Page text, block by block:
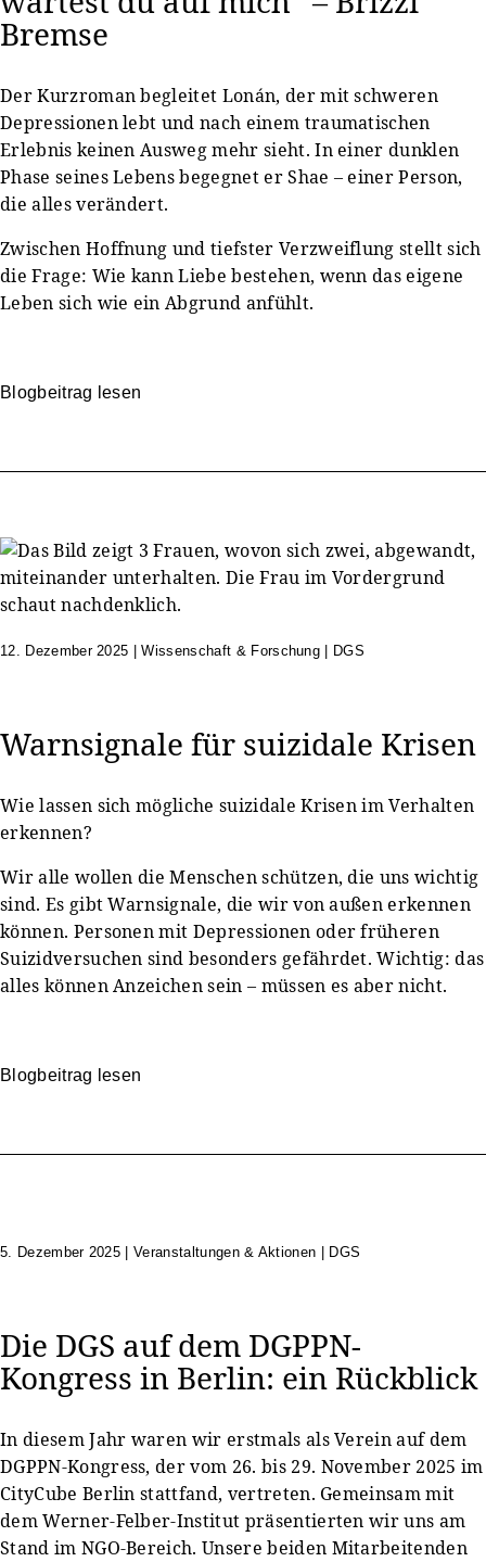
Bremse
Der Kurzroman begleitet Lonán, der mit schweren
Depressionen lebt und nach einem traumatischen
Erlebnis keinen Ausweg mehr sieht. In einer dunklen
Phase seines Lebens begegnet er Shae – einer Person,
die alles verändert.
Zwischen Hoffnung und tiefster Verzweiflung stellt sich
die Frage: Wie kann Liebe bestehen, wenn das eigene
Leben sich wie ein Abgrund anfühlt.
Blogbeitrag lesen
12. Dezember 2025 |Wissenschaft & Forschung | DGS
Warnsignale für suizidale Krisen
Wie lassen sich mögliche suizidale Krisen im Verhalten
erkennen?
Wir alle wollen die Menschen schützen, die uns wichtig
sind. Es gibt Warnsignale, die wir von außen erkennen
können. Personen mit Depressionen oder früheren
Suizidversuchen sind besonders gefährdet. Wichtig: das
alles können Anzeichen sein – müssen es aber nicht.
Blogbeitrag lesen
5. Dezember 2025 |Veranstaltungen & Aktionen | DGS
Die DGS auf dem DGPPN-
Kongress in Berlin: ein Rückblick
In diesem Jahr waren wir erstmals als Verein auf dem
DGPPN-Kongress, der vom 26. bis 29. November 2025 im
CityCube Berlin stattfand, vertreten. Gemeinsam mit
dem Werner-Felber-Institut präsentierten wir uns am
Stand im NGO-Bereich. Unsere beiden Mitarbeitenden